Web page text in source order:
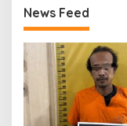
News Feed